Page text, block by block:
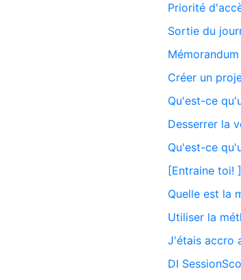
Priorité
Sortie du
Créer un
Qu'est-ce
Desserrer la
Qu'est-ce
[Entraine toi!
Quelle est la
Utiliser la
J'étais accro
DI